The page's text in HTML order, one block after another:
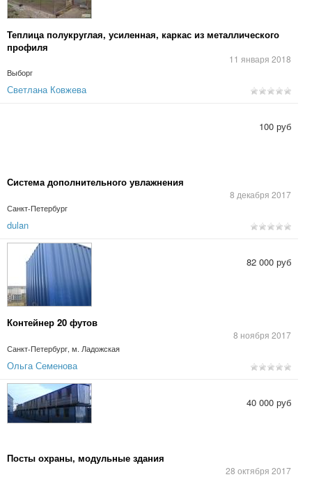
Теплица полукруглая, усиленная, каркас из металлического
профиля
11 января 2018
Выборг
Светлана Ковжева
Система дополнительного увлажнения
8 декабря 2017
Санкт-Петербург
100 руб
dulan
Контейнер 20 футов
8 ноября 2017
Санкт-Петербург, м. Ладожская
82 000 руб
Ольга Семенова
Посты охраны, модульные здания
28 октября 2017
40 000 руб